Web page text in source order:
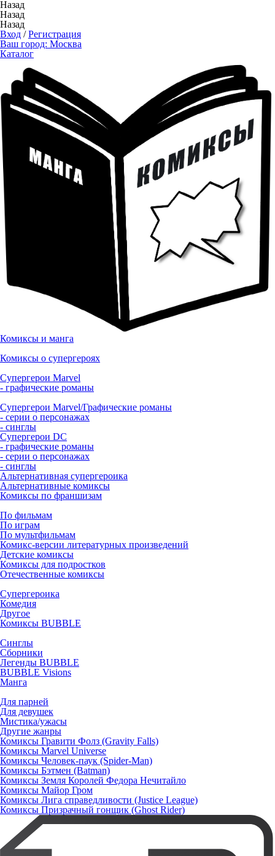
Назад
Назад
Назад
Вход /Регистрация
Ваш город: Москва
Каталог
Комиксы и манга
Комиксы о супергероях
Супергерои Marvel
- графические романы
Супергерои Marvel/Графические романы
- серии о персонажах
- синглы
Супергерои DC
- графические романы
- серии о персонажах
- синглы
Альтернативная супергероика
Альтернативные комиксы
Комиксы по франшизам
По фильмам
По играм
По мультфильмам
Комикс-версии литературных произведений
Детские комиксы
Комиксы для подростков
Отечественные комиксы
Супергероика
Комедия
Другое
Комиксы BUBBLE
Синглы
Сборники
Легенды BUBBLE
BUBBLE Visions
Манга
Для парней
Для девушек
Мистика/ужасы
Другие жанры
Комиксы Гравити Фолз (Gravity Falls)
Комиксы Marvel Universe
Комиксы Человек-паук (Spider-Man)
Комиксы Бэтмен (Batman)
Комиксы Земля Королей Федора Нечитайло
Комиксы Майор Гром
Комиксы Лига справедливости (Justice League)
Комиксы Призрачный гонщик (Ghost Rider)